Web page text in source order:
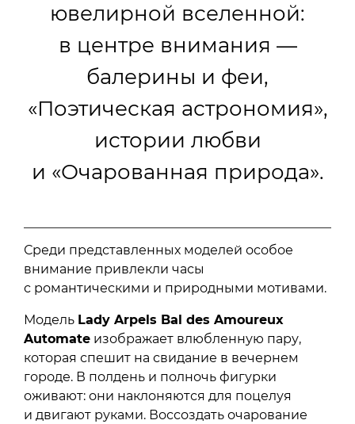
ювелирной вселенной:
в центре внимания —
балерины и феи,
«Поэтическая астрономия»,
истории любви
и «Очарованная природа».
Среди представленных моделей особое
внимание привлекли часы
с романтическими и природными мотивами.
Модель Lady Arpels Bal des Amoureux
Automate изображает влюбленную пару,
которая спешит на свидание в вечернем
городе. В полдень и полночь фигурки
оживают: они наклоняются для поцелуя
и двигают руками. Воссоздать очарование